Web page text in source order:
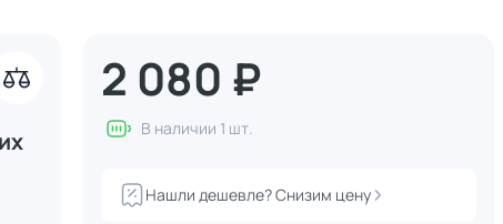
2 080 ₽
В наличии 1 шт.
Нашли дешевле? Снизим цену